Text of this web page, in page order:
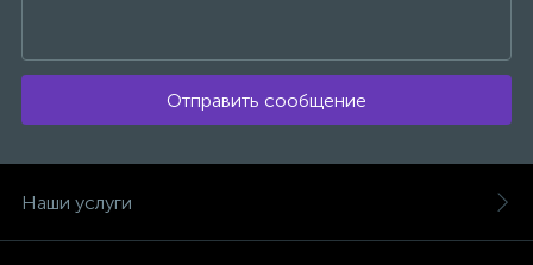
Отправить сообщение
Наши услуги